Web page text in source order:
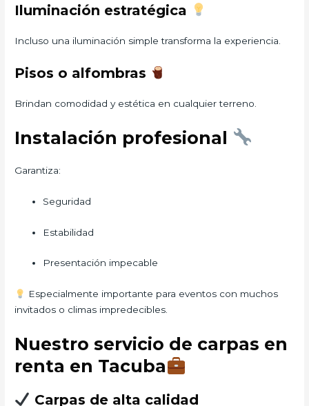
Iluminación estratégica
Incluso una iluminación simple transforma la experiencia.
Pisos o alfombras
Brindan comodidad y estética en cualquier terreno.
Instalación profesional
Garantiza:
Seguridad
Estabilidad
Presentación impecable
Especialmente importante para eventos con muchos
invitados o climas impredecibles.
Nuestro servicio de carpas en
renta en Tacuba
Carpas de alta calidad